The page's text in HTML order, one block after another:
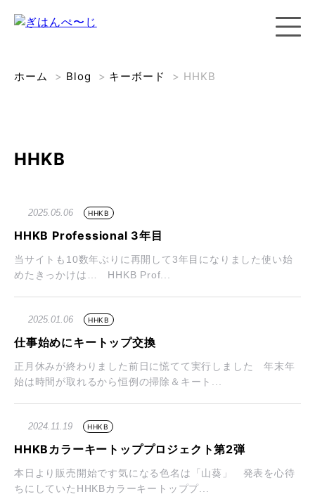
ホーム > Blog > キーボード > HHKB
HHKB
2025.05.06 HHKB
HHKB Professional 3年目
当サイトも10数年ぶりに再開して3年目になりました使い始
めたきっかけは… HHKB Prof...
2025.01.06 HHKB
仕事始めにキートップ交換
正月休みが終わりました前日に慌てて実行しました 年末年
始は時間が取れるから恒例の掃除＆キート...
2024.11.19 HHKB
HHKBカラーキートッププロジェクト第2弾
本日より販売開始です気になる色名は「山葵」 発表を心待
ちにしていたHHKBカラーキートッププ...